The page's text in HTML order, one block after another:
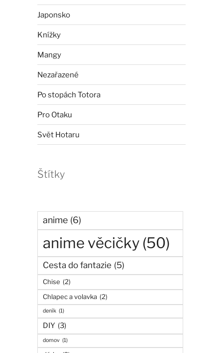
Japonsko
Knížky
Mangy
Nezařazené
Po stopách Totora
Pro Otaku
Svět Hotaru
Štítky
anime (6)
anime věcičky (50)
Cesta do fantazie (5)
Chise (2)
Chlapec a volavka (2)
deník (1)
DIY (3)
domov (1)